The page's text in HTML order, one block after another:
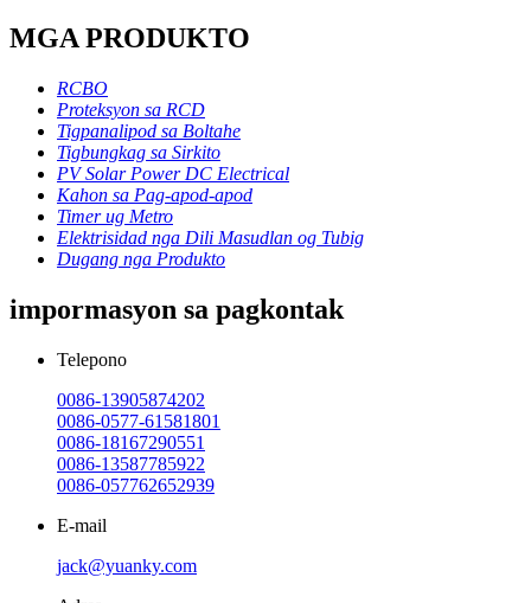
MGA PRODUKTO
RCBO
Proteksyon sa RCD
Tigpanalipod sa Boltahe
Tigbungkag sa Sirkito
PV Solar Power DC Electrical
Kahon sa Pag-apod-apod
Timer ug Metro
Elektrisidad nga Dili Masudlan og Tubig
Dugang nga Produkto
impormasyon sa pagkontak
Telepono
0086-13905874202
0086-0577-61581801
0086-18167290551
0086-13587785922
0086-057762652939
E-mail
jack@yuanky.com